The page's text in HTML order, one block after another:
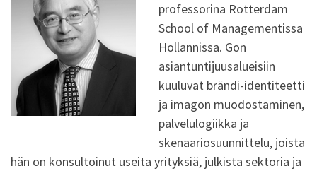
professorina Rotterdam
School of Managementissa
Hollannissa. Gon
asiantuntijuusalueisiin
kuuluvat brändi-identiteetti
ja imagon muodostaminen,
palvelulogiikka ja
skenaariosuunnittelu, joista
hän on konsultoinut useita yrityksiä, julkista sektoria ja